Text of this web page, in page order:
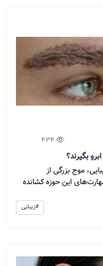
434
بگیرند؟
موج بزرگی از
این حوزه کشانده
#زیبایی